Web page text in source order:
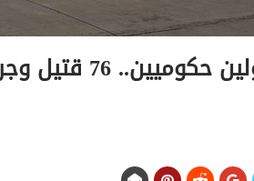
بينهم 3